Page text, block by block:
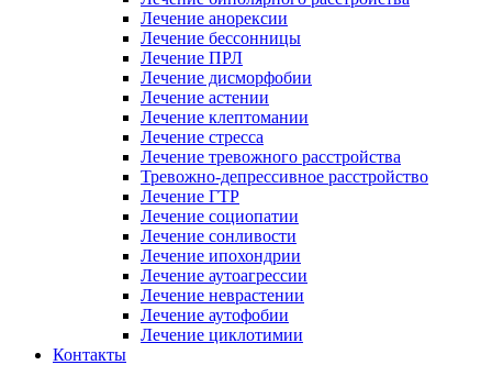
Лечение анорексии
Лечение бессонницы
Лечение ПРЛ
Лечение дисморфобии
Лечение астении
Лечение клептомании
Лечение стресса
Лечение тревожного расстройства
Тревожно-депрессивное расстройство
Лечение ГТР
Лечение социопатии
Лечение сонливости
Лечение ипохондрии
Лечение аутоагрессии
Лечение неврастении
Лечение аутофобии
Лечение циклотимии
Контакты